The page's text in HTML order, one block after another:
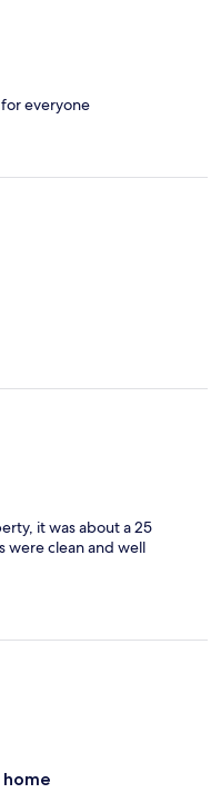
everyone
it was about a 25
were clean and well